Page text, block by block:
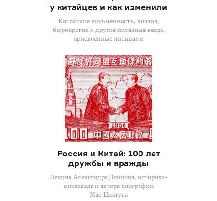
у китайцев и как изменили
Китайские письменность, поэзия,
бюрократия и другие полезные вещи,
присвоенные японцами
Россия и Китай: 100 лет
дружбы и вражды
Лекция Александра Панцова, историка-
китаеведа и автора биографии
Мао Цзэдуна